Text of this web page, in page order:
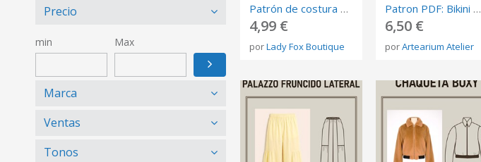
Precio
min Max
Marca
Ventas
Tonos
Patrón de costura en PDF para muñecas Paola Reina (30–34 cm) y otras muñecas de tamaño similar
4,99 €
porLady Fox Boutique
Patron PDF: Bikini Deportivo Lima - Multitalla - Nivel Intermedio
6,50 €
porArtearium Atelier